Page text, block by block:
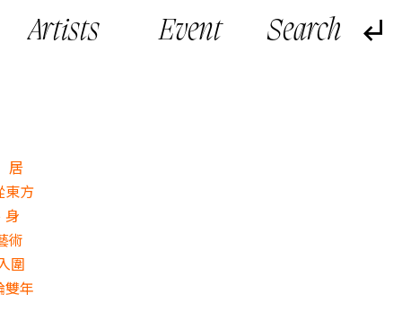
Artists Event
居
東方
身
術
圍
雙年